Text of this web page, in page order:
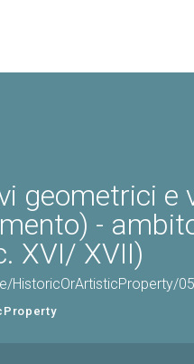
geometrici e
-
XVI/ XVII)
HistoricOrArtisticProperty/